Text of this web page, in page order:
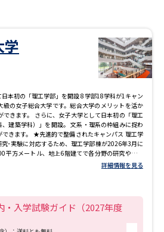
大学院の資料請求
大学入学共通テスト「受験案
の
高等学校卒業程度認定試験
小学校教員資格認定試験
学
本初の「理工学部」を開設 8学部18学科が1キャン
の女子総合大学です。総合大学のメリットを活か
できます。 さらに、女子大学として日本初の「理工
建築学科）」を開設。 文系・理系の枠組みに捉わ
きます。 ★先進的で整備されたキャンパス 理工学
･実験に対応するため、理工学部棟が2026年3月に
平方メートル、地上6階建てで各分野の研究や実験
。 各国の植物を集めた「多様性の森」や多くの模型
施設が充実。 学生が能動的・協働的に学ぶ環境づ
にも力を注いでいます。 ★高い就職率 各学科の教
、チューター、キャリアセンターが連携し、学生一
就職活動指導を実践。大学・短期大学の合計平均就
、10年連続99％を超える 実績を維持しています。
詳細情報を見る
・入学試験ガイド（2027年度